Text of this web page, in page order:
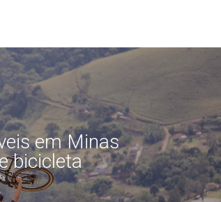
em Minas
bicicleta